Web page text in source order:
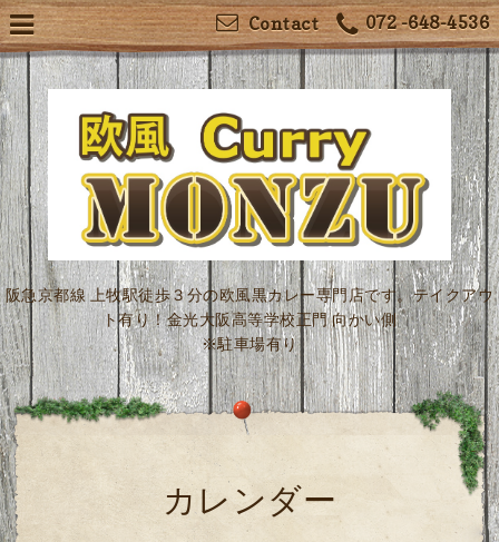
072 -648-4536
Contact
阪急京都線 上牧駅徒歩３分の欧風黒カレー専門店です。テイクアウ
ト有り！金光大阪高等学校正門 向かい側
※駐車場有り
カレンダー